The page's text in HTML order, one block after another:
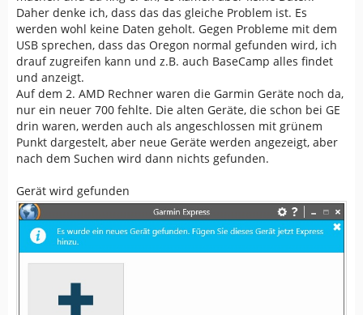
Daher denke ich, dass das das gleiche Problem ist. Es
werden wohl keine Daten geholt. Gegen Probleme mit dem
USB sprechen, dass das Oregon normal gefunden wird, ich
drauf zugreifen kann und z.B. auch BaseCamp alles findet
und anzeigt.
Auf dem 2. AMD Rechner waren die Garmin Geräte noch da,
nur ein neuer 700 fehlte. Die alten Geräte, die schon bei GE
drin waren, werden auch als angeschlossen mit grünem
Punkt dargestelt, aber neue Geräte werden angezeigt, aber
nach dem Suchen wird dann nichts gefunden.
Gerät wird gefunden